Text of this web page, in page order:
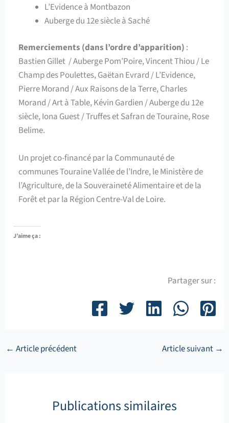
L’Evidence à Montbazon
Auberge du 12e siècle à Saché
Remerciements (dans l’ordre d’apparition) :
Bastien Gillet / Auberge Pom’Poire, Vincent Thiou / Le
Champ des Poulettes, Gaëtan Evrard / L’Evidence,
Pierre Morand / Aux Raisons de la Terre, Charles
Morand / Art à Table, Kévin Gardien / Auberge du 12e
siècle, Iona Guest / Truffes et Safran de Touraine, Rose
Belime.
Un projet co-financé par la Communauté de
communes Touraine Vallée de l’Indre, le Ministère de
l’Agriculture, de la Souveraineté Alimentaire et de la
Forêt et par la Région Centre-Val de Loire.
J’aime ça :
Partager sur :
← Article précédent Article suivant →
Publications similaires